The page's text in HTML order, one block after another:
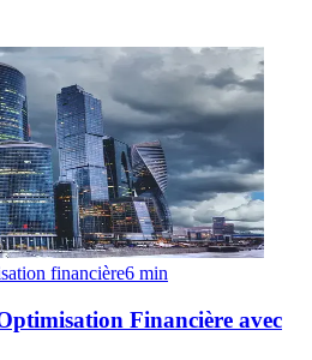
financière6 min
Financière avec